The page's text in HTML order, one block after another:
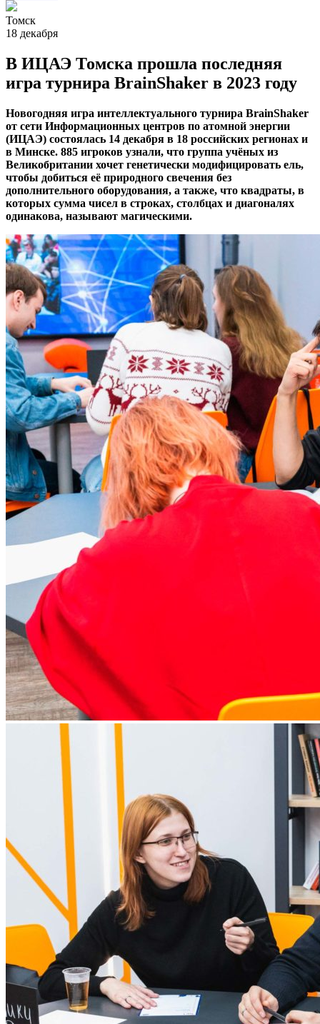
Томск
18 декабря
В ИЦАЭ Томска прошла последняя
игра турнира BrainShaker в 2023 году
Новогодняя игра интеллектуального турнира BrainShaker
от сети Информационных центров по атомной энергии
(ИЦАЭ) состоялась 14 декабря в 18 российских регионах и
в Минске. 885 игроков узнали, что группа учёных из
Великобритании хочет генетически модифицировать ель,
чтобы добиться её природного свечения без
дополнительного оборудования, а также, что квадраты, в
которых сумма чисел в строках, столбцах и диагоналях
одинакова, называют магическими.